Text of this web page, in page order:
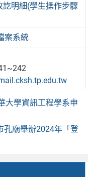
明細(學生操作步驟
案系統
大學資訊工程學系申
孔廟舉辦2024年「登